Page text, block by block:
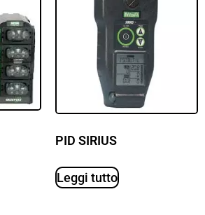
PID SIRIUS
Leggi tutto